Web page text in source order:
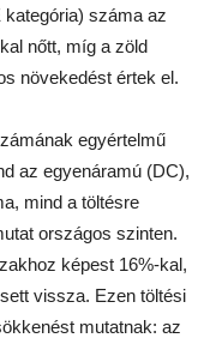
száma az
nőtt, míg a zöld
növekedést értek el.
egyértelmű
az egyenáramú (DC),
mind a töltésre
országos szinten.
képest 16%-kal,
vissza. Ezen töltési
mutatnak: az